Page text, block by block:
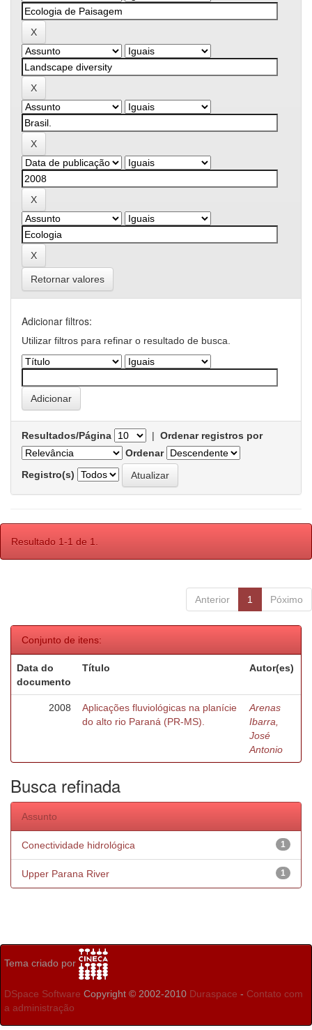
Retornar valores
Adicionar filtros:
Utilizar filtros para refinar o resultado de busca.
Resultados/Página | Ordenar registros por
Ordenar
Registro(s)
Resultado 1-1 de 1.
Anterior 1 Póximo
Conjunto de itens:
Data do
documento
Título Autor(es)
2008
Aplicações fluviológicas na planície
do alto rio Paraná (PR-MS).
Arenas
Ibarra,
José
Antonio
Busca refinada
Assunto
1
Conectividade hidrológica
1
Upper Parana River
Tema criado por
DSpace Software Copyright © 2002-2010 Duraspace - Contato com
a administração